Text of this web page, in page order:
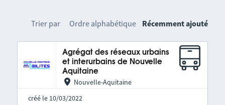
Trier par Ordre alphabétique Récemment ajouté
Agrégat des réseaux urbains
et interurbains de Nouvelle
Aquitaine
Nouvelle-Aquitaine
créé le 10/03/2022